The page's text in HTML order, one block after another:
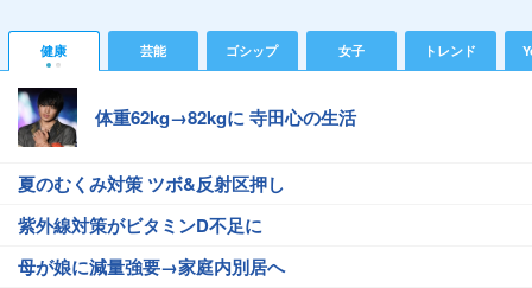
健康 芸能 ゴシップ 女子 トレンド
体重62kg→82kgに 寺田心の生活
夏のむくみ対策 ツボ&反射区押し
紫外線対策がビタミンD不足に
母が娘に減量強要→家庭内別居へ